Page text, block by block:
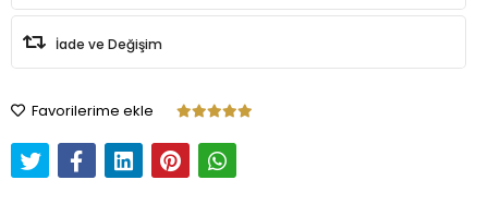
İade ve Değişim
Favorilerime ekle